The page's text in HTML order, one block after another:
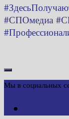
#СПОмедиа
Мы в социальных